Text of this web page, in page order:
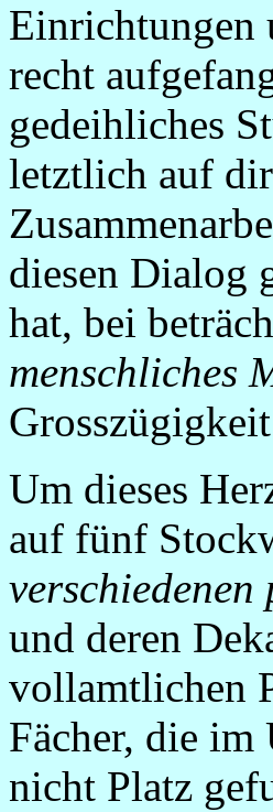
Einrichtungen
recht
gedeihliches
letztlich auf
diesen Dialog
hat, bei
menschliches
Um dieses
auf fünf
und deren
vollamtlichen
Fächer, die im
nicht Platz